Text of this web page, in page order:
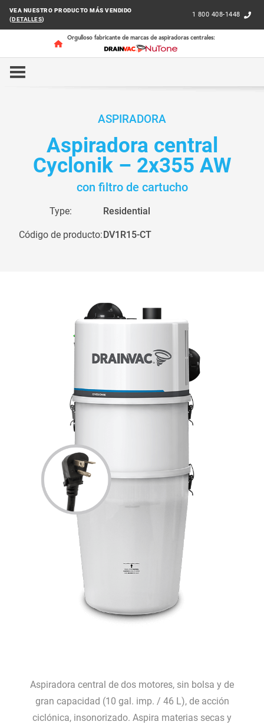
VEA NUESTRO PRODUCTO MÁS VENDIDO
(DETALLES)
1 800 408-1448
Orgulloso fabricante de marcas de aspiradoras centrales:
INICIO
ASPIRADORA
Aspiradora central
Cyclonik – 2x355 AW
con filtro de cartucho
Type: Residential
Código de producto:DV1R15-CT
Aspiradora central de dos motores, sin bolsa y de
gran capacidad (10 gal. imp. / 46 L), de acción
ciclónica, insonorizado. Aspira materias secas y